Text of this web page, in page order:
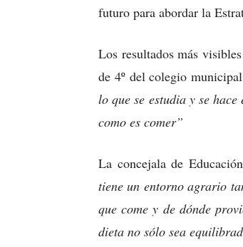
futuro para abordar la
Los resultados más
de 4º del colegio
lo que se estudia y se
como es comer”
La concejala de
tiene un entorno agrario
que come y de dónde
dieta no sólo sea